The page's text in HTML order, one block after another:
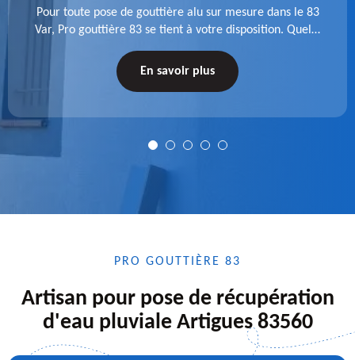
Pour toute pose de gouttière alu sur mesure dans le 83
Var, Pro gouttière 83 se tient à votre disposition. Quelle
nous confiance.
En savoir plus
PRO GOUTTIÈRE 83
Artisan pour pose de récupération
d'eau pluviale Artigues 83560